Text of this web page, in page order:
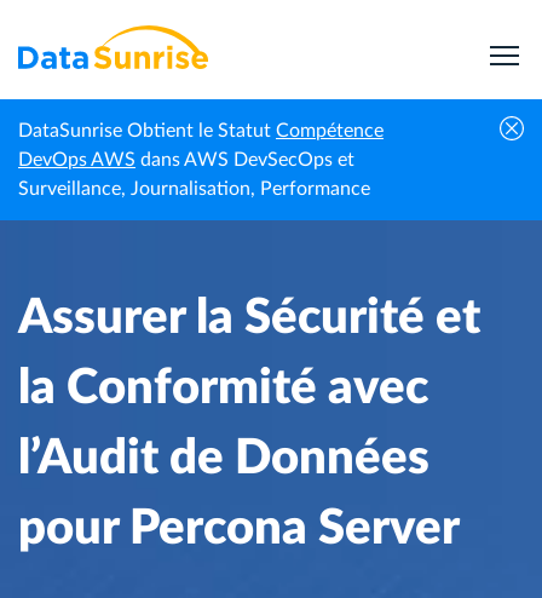
DataSunrise Obtient le Statut Compétence
DevOps AWS dans AWS DevSecOps et
Surveillance, Journalisation, Performance
Accueil
Centre de
connaissances
Assurer la Sécurité et la Conformité avec l’Audit
de Données pour Percona Server
Assurer la Sécurité et
la Conformité avec
l’Audit de Données
pour Percona Server